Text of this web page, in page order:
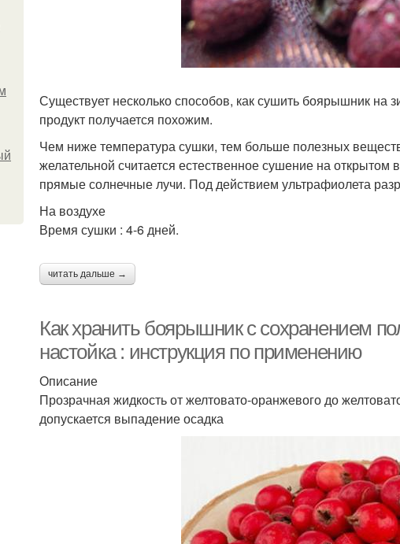
Существует несколько способов, как сушить боярышник на
продукт получается похожим.
Чем ниже температура сушки, тем больше полезных
желательной считается естественное сушение на
прямые солнечные лучи. Под действием ультрафиолета
На воздухе
Время сушки : 4-6 дней.
читать дальше →
Как хранить боярышник с сохранением
настойка : инструкция по применению
Описание
Прозрачная жидкость от желтовато-оранжевого до
допускается выпадение осадка